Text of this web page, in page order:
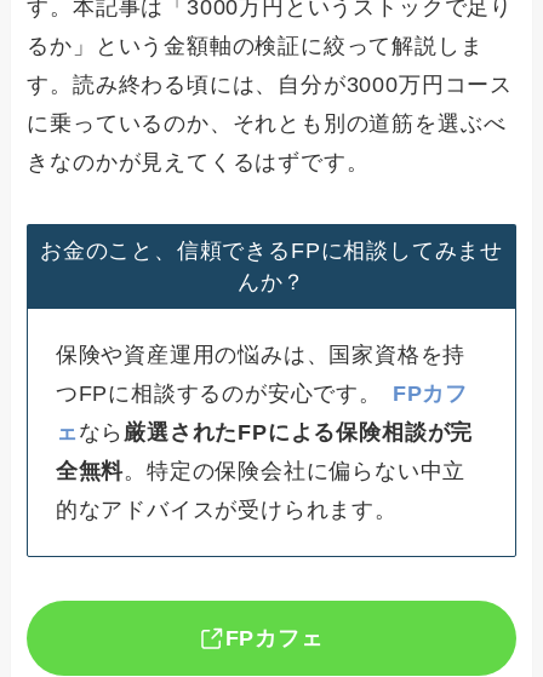
す。本記事は「3000万円というストックで足り
るか」という金額軸の検証に絞って解説しま
す。読み終わる頃には、自分が3000万円コース
に乗っているのか、それとも別の道筋を選ぶべ
きなのかが見えてくるはずです。
お金のこと、信頼できるFPに相談してみませ
んか？
保険や資産運用の悩みは、国家資格を持
つFPに相談するのが安心です。
FPカフ
ェ なら 厳選されたFPによる保険相談が完
全無料。特定の保険会社に偏らない中立
的なアドバイスが受けられます。
FPカフェ